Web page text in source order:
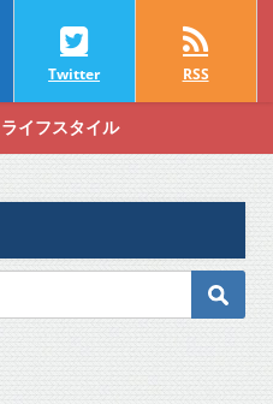
Twitter RSS
ライフスタイル